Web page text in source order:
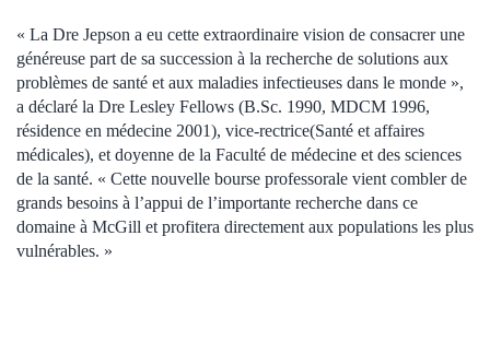
« La Dre Jepson a eu cette extraordinaire vision de consacrer une
généreuse part de sa succession à la recherche de solutions aux
problèmes de santé et aux maladies infectieuses dans le monde »,
a déclaré la Dre Lesley Fellows (B.Sc. 1990, MDCM 1996,
résidence en médecine 2001), vice-rectrice(Santé et affaires
médicales), et doyenne de la Faculté de médecine et des sciences
de la santé. « Cette nouvelle bourse professorale vient combler de
grands besoins à l’appui de l’importante recherche dans ce
domaine à McGill et profitera directement aux populations les plus
vulnérables. »